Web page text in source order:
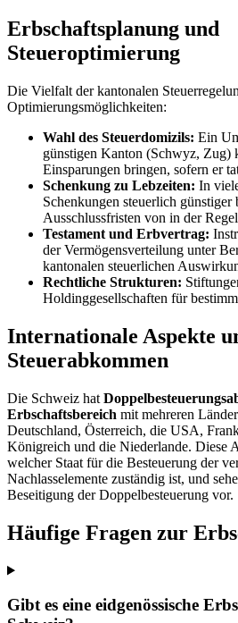
Erbschaftsplanung und
Steueroptimierung
Die Vielfalt der kantonalen
Optimierungsmöglichkeiten:
Wahl des Steuerdomizils: Ein
günstigen Kanton (Schwyz, Zug)
Einsparungen bringen, sofern er
Schenkung zu Lebzeiten: In
Schenkungen steuerlich günstiger
Ausschlussfristen von in der
Testament und Erbvertrag:
der Vermögensverteilung unter
kantonalen steuerlichen
Rechtliche Strukturen:
Holdinggesellschaften für
Internationale Aspekte
Steuerabkommen
Die Schweiz hat
Erbschaftsbereich mit mehreren
Deutschland, Österreich, die USA,
Königreich und die Niederlande. Diese
welcher Staat für die Besteuerung der
Nachlasselemente zuständig ist, und
Beseitigung der Doppelbesteuerung vor.
Häufige Fragen zur
Gibt es eine eidgenössische